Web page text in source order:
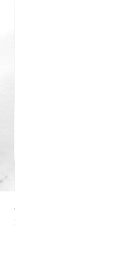
JOURNEY HERO 限定行
價格
$380.00